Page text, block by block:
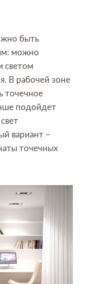
быть
можно
светом
В рабочей зоне
точечное
подойдет
вариант –
точечных